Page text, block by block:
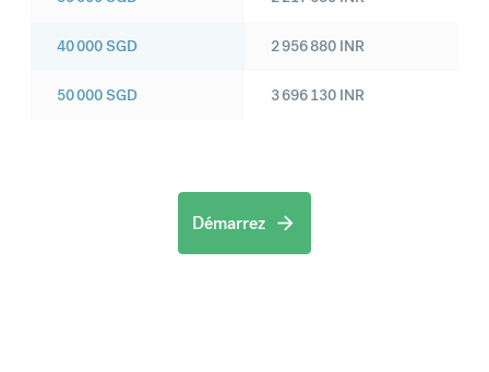
40 000SGD
50 000SGD
2 956 880 INR
3 696 130 INR
Démarrez